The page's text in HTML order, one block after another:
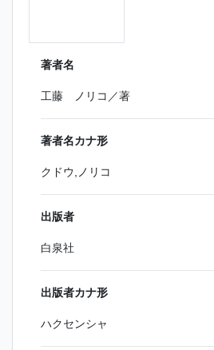
著者名
工藤 ノリコ／著
著者名カナ形
クドウ,ノリコ
出版者
白泉社
出版者カナ形
ハクセンシャ